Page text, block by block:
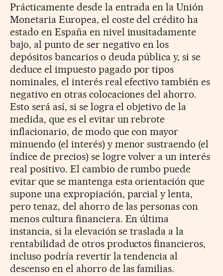
Prácticamente desde la entrada en la Unión
Monetaria Europea, el coste del crédito ha
estado en España en nivel inusitadamente
bajo, al punto de ser negativo en los
depósitos bancarios o deuda pública y, si se
deduce el impuesto pagado por tipos
nominales, el interés real efectivo también es
negativo en otras colocaciones del ahorro.
Esto será así, si se logra el objetivo de la
medida, que es el evitar un rebrote
inflacionario, de modo que con mayor
minuendo (el interés) y menor sustraendo (el
índice de precios) se logre volver a un interés
real positivo. El cambio de rumbo puede
evitar que se mantenga esta orientación que
supone una expropiación, parcial y lenta,
pero tenaz, del ahorro de las personas con
menos cultura financiera. En última
instancia, si la elevación se traslada a la
rentabilidad de otros productos financieros,
incluso podría revertir la tendencia al
descenso en el ahorro de las familias.